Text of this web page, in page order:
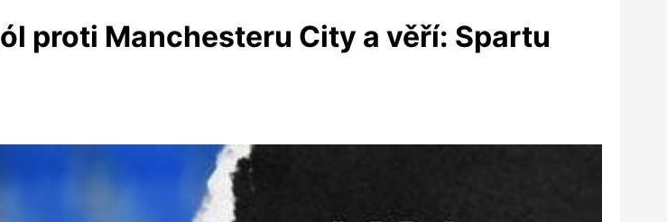
proti Manchesteru City a věří: Spartu